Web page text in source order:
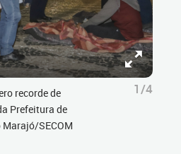
recorde de
Prefeitura de
SECOM
1/4